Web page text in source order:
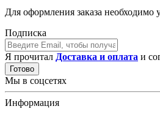
Для оформления заказа
Подписка
Я прочитал Доставка и оплата и
Готово
Мы в соцсетях
Информация